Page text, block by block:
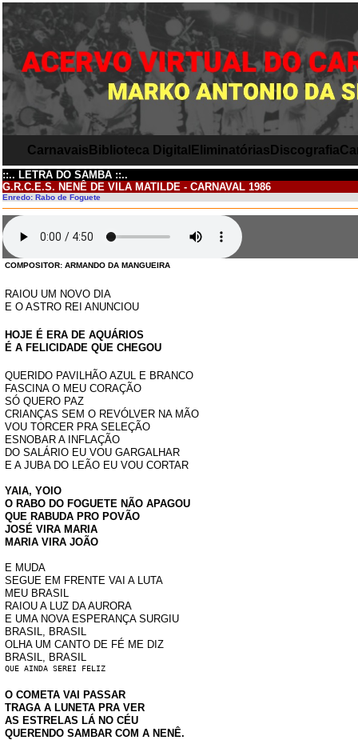
Carnavais Biblioteca Digital Eliminatórias Discografia
::.. LETRA DO SAMBA ::..
G.R.C.E.S. NENÊ DE VILA MATILDE - CARNAVAL 1986
Enredo: Rabo de Foguete
COMPOSITOR: ARMANDO DA MANGUEIRA
RAIOU UM NOVO DIA
E O ASTRO REI ANUNCIOU
HOJE É ERA DE AQUÁRIOS
É A FELICIDADE QUE CHEGOU
QUERIDO PAVILHÃO AZUL E BRANCO
FASCINA O MEU CORAÇÃO
SÓ QUERO PAZ
CRIANÇAS SEM O REVÓLVER NA MÃO
VOU TORCER PRA SELEÇÃO
ESNOBAR A INFLAÇÃO
DO SALÁRIO EU VOU GARGALHAR
E A JUBA DO LEÃO EU VOU CORTAR
YAIA, YOIO
O RABO DO FOGUETE NÃO APAGOU
QUE RABUDA PRO POVÃO
JOSÉ VIRA MARIA
MARIA VIRA JOÃO
E MUDA
SEGUE EM FRENTE VAI A LUTA
MEU BRASIL
RAIOU A LUZ DA AURORA
E UMA NOVA ESPERANÇA SURGIU
BRASIL, BRASIL
OLHA UM CANTO DE FÉ ME DIZ
BRASIL, BRASIL
QUE AINDA SEREI FELIZ
O COMETA VAI PASSAR
TRAGA A LUNETA PRA VER
AS ESTRELAS LÁ NO CÉU
QUERENDO SAMBAR COM A NENÊ.